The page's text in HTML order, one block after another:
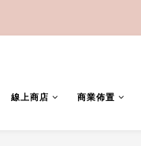
線上商店 商業佈置